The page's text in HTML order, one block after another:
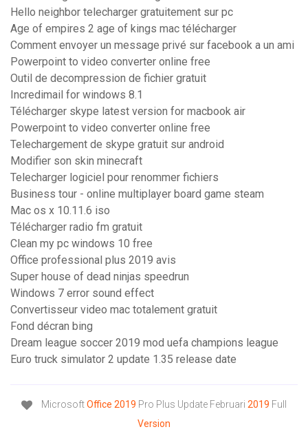
Hello neighbor telecharger gratuitement sur pc
Age of empires 2 age of kings mac télécharger
Comment envoyer un message privé sur facebook a un ami
Powerpoint to video converter online free
Outil de decompression de fichier gratuit
Incredimail for windows 8.1
Télécharger skype latest version for macbook air
Powerpoint to video converter online free
Telechargement de skype gratuit sur android
Modifier son skin minecraft
Telecharger logiciel pour renommer fichiers
Business tour - online multiplayer board game steam
Mac os x 10.11.6 iso
Télécharger radio fm gratuit
Clean my pc windows 10 free
Office professional plus 2019 avis
Super house of dead ninjas speedrun
Windows 7 error sound effect
Convertisseur video mac totalement gratuit
Fond décran bing
Dream league soccer 2019 mod uefa champions league
Euro truck simulator 2 update 1.35 release date
MicrosoftOffice 2019 Pro Plus Update Februari 2019 Full
Version